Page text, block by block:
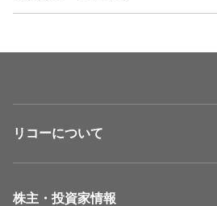
リコーについて
株主・投資家情報